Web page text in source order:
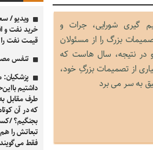
گیری شورایی، جرات و
بزرگ را از مسئولان
در نتیجه، سال هاست که
از تصمیمات بزرگِ خود،
به سر می برد
ویدیو /
خرید نفت
قیمت نفت
تنفس
پزشکیان:
داشتیم
طرف مقابل
که در آن
بجنگیم؟ /
تبعاتش را
فقط